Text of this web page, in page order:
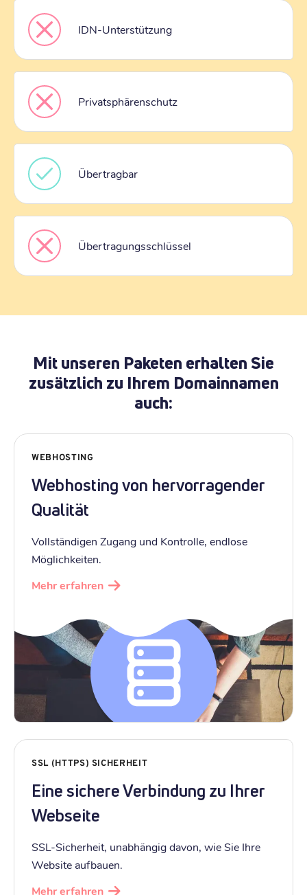
IDN-Unterstützung
Privatsphärenschutz
Übertragbar
Übertragungsschlüssel
Mit unseren Paketen erhalten Sie
zusätzlich zu Ihrem Domainnamen
auch:
WEBHOSTING
Webhosting von hervorragender
Qualität
Vollständigen Zugang und Kontrolle, endlose
Möglichkeiten.
Mehr erfahren
SSL (HTTPS) SICHERHEIT
Eine sichere Verbindung zu Ihrer
Webseite
SSL-Sicherheit, unabhängig davon, wie Sie Ihre
Website aufbauen.
Mehr erfahren